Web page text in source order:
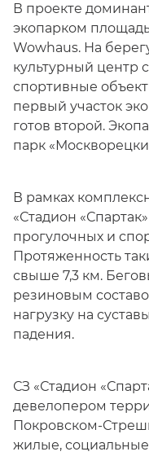
В проекте
экопарком
Wowhaus. На
культурный центр
спортивные
первый участок
готов второй.
парк
В рамках
«Стадион
прогулочных и
Протяженность
свыше 7,3 км.
резиновым
нагрузку на
падения.
СЗ «Стадион
девелопером
Покровском-
жилые,